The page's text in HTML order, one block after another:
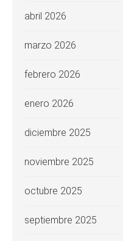
abril 2026
marzo 2026
febrero 2026
enero 2026
diciembre 2025
noviembre 2025
octubre 2025
septiembre 2025